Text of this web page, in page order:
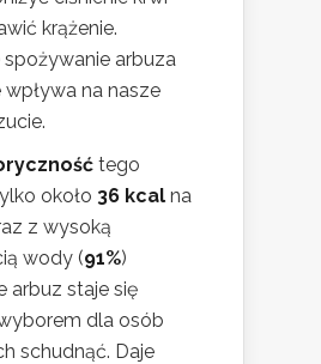
krążenie.
spożywanie arbuza
na nasze
tego
około 36 kcal na
z wysoką
wody (91%)
arbuz staje się
dla osób
schudnąć. Daje